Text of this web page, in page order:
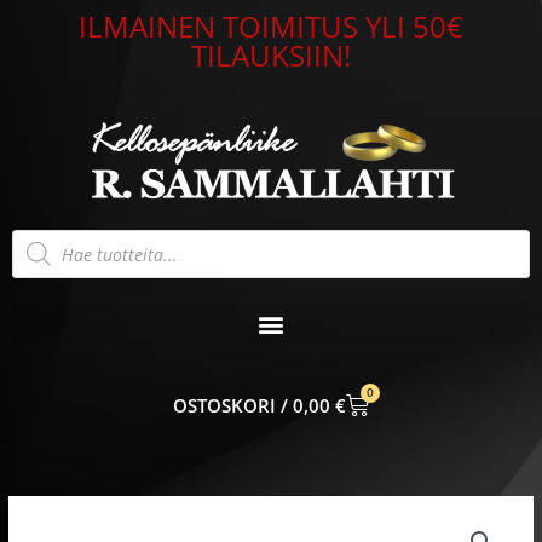
ILMAINEN TOIMITUS YLI 50€
TILAUKSIIN!
Products
search
0,00 €
0
CART